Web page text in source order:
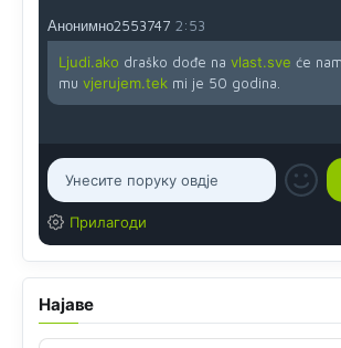
Анонимно2553747 2:53
Ljudi.ako draško dođe na vlast.sve će
mu vjerujem.tek mi je 50 godina.
Прилагоди
Најаве